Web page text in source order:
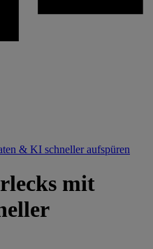
& KI schneller aufspüren
mit